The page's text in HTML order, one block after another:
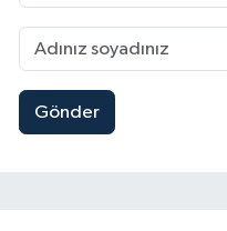
Gönder